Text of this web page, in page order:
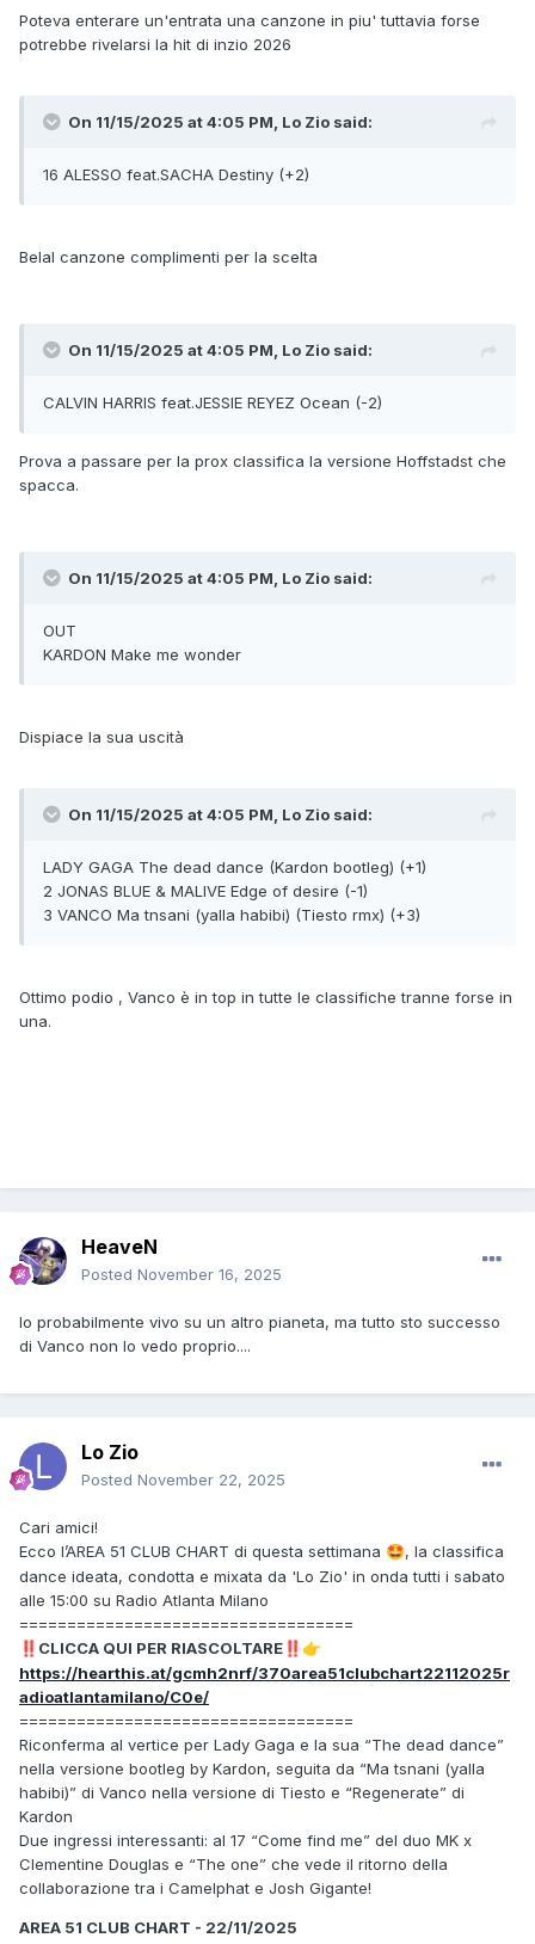
Poteva enterare un'entrata una canzone in piu' tuttavia forse
potrebbe rivelarsi la hit di inzio 2026
On 11/15/2025 at 4:05 PM, Lo Zio said:
16 ALESSO feat.SACHA Destiny (+2)
Belal canzone complimenti per la scelta
On 11/15/2025 at 4:05 PM, Lo Zio said:
CALVIN HARRIS feat.JESSIE REYEZ Ocean (-2)
Prova a passare per la prox classifica la versione Hoffstadst che
spacca.
On 11/15/2025 at 4:05 PM, Lo Zio said:
OUT
KARDON Make me wonder
Dispiace la sua uscità
On 11/15/2025 at 4:05 PM, Lo Zio said:
LADY GAGA The dead dance (Kardon bootleg) (+1)
2 JONAS BLUE & MALIVE Edge of desire (-1)
3 VANCO Ma tnsani (yalla habibi) (Tiesto rmx) (+3)
Ottimo podio , Vanco è in top in tutte le classifiche tranne forse in
una.
HeaveN
Posted November 16, 2025
Io probabilmente vivo su un altro pianeta, ma tutto sto successo
di Vanco non lo vedo proprio....
Lo Zio
Posted November 22, 2025
Cari amici!
Ecco l’AREA 51 CLUB CHART di questa settimana 🤩, la classifica
dance ideata, condotta e mixata da 'Lo Zio' in onda tutti i sabato
alle 15:00 su Radio Atlanta Milano
===================================
‼️ CLICCA QUI PER RIASCOLTARE ‼️ 👉
https://hearthis.at/gcmh2nrf/370area51clubchart22112025r
adioatlantamilano/C0e/
===================================
Riconferma al vertice per Lady Gaga e la sua “The dead dance”
nella versione bootleg by Kardon, seguita da “Ma tsnani (yalla
habibi)” di Vanco nella versione di Tiesto e “Regenerate” di
Kardon
Due ingressi interessanti: al 17 “Come find me” del duo MK x
Clementine Douglas e “The one” che vede il ritorno della
collaborazione tra i Camelphat e Josh Gigante!
AREA 51 CLUB CHART - 22/11/2025